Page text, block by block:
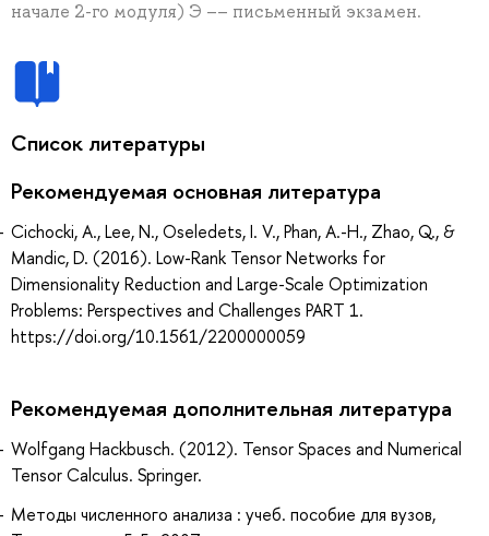
начале 2-го модуля) Э –– письменный экзамен.
Список литературы
Рекомендуемая основная литература
Cichocki, A., Lee, N., Oseledets, I. V., Phan, A.-H., Zhao, Q., &
Mandic, D. (2016). Low-Rank Tensor Networks for
Dimensionality Reduction and Large-Scale Optimization
Problems: Perspectives and Challenges PART 1.
https://doi.org/10.1561/2200000059
Рекомендуемая дополнительная литература
Wolfgang Hackbusch. (2012). Tensor Spaces and Numerical
Tensor Calculus. Springer.
Методы численного анализа : учеб. пособие для вузов,